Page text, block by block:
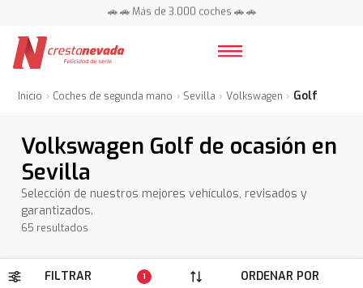
📍 Centros en toda España ⭐
📍 Centros en toda España ⭐
Inicio Coches de segunda mano Sevilla Volkswagen Golf
Volkswagen Golf de ocasión en
Sevilla
Selección de nuestros mejores vehículos, revisados y
garantizados.
65 resultados
FILTRAR 1 ORDENAR POR